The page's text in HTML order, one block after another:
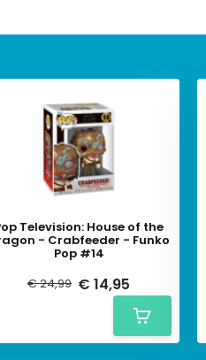
Television: House of the
- Crabfeeder - Funko
Pop #14
€ 24,99 € 14,95